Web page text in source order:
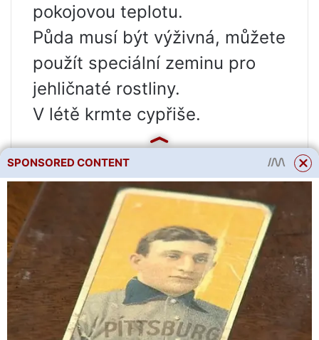
pokojovou teplotu.
Půda musí být výživná, můžete
použít speciální zeminu pro
jehličnaté rostliny.
V létě krmte cypřiše.
SPONSORED CONTENT